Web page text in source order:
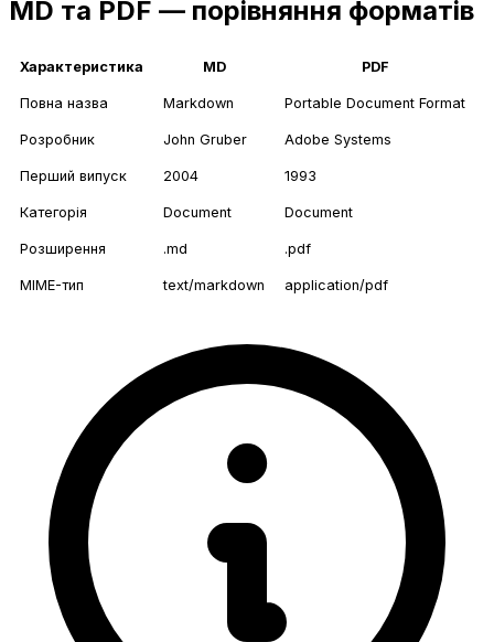
MD та PDF — порівняння форматів
Характеристика MD PDF
Повна назва Markdown Portable Document Format
Розробник John Gruber Adobe Systems
Перший випуск 2004 1993
Категорія Document Document
Розширення .md .pdf
MIME-тип text/markdown application/pdf